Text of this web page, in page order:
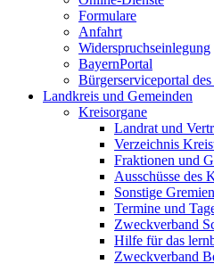
Formulare
Anfahrt
Widerspruchseinlegung
BayernPortal
Bürgerserviceportal
Landkreis und Gemeinden
Kreisorgane
Landrat und
Verzeichnis
Fraktionen und
Ausschüsse des
Sonstige Gremien
Termine und
Zweckverband
Hilfe für das
Zweckverband